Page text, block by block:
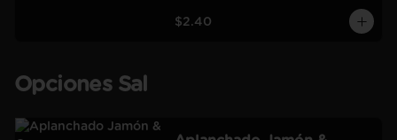
$2.40
Opciones Sal